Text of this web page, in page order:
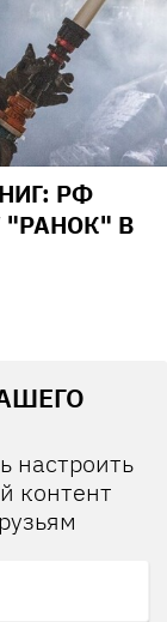
РФ
"РАНОК" В
настроить
контент